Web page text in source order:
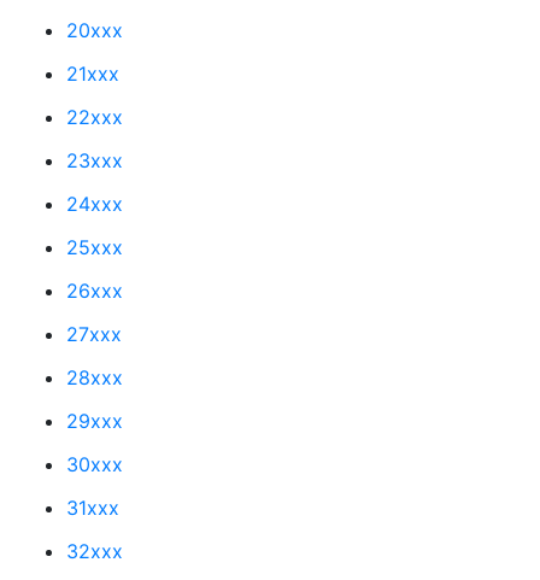
20xxx
21xxx
22xxx
23xxx
24xxx
25xxx
26xxx
27xxx
28xxx
29xxx
30xxx
31xxx
32xxx